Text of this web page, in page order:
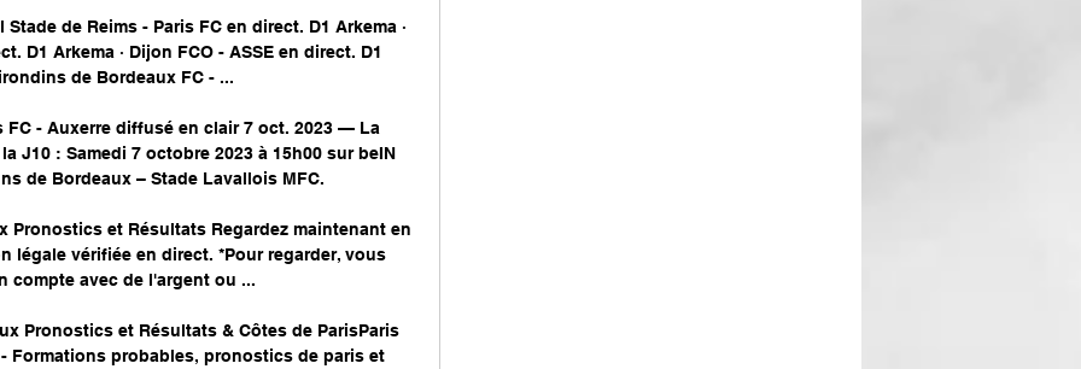
de Reims - Paris FC en direct. D1 Arkema ·
D1 Arkema · Dijon FCO - ASSE en direct. D1
de Bordeaux FC - ...
FC - Auxerre diffusé en clair 7 oct. 2023 — La
J10 : Samedi 7 octobre 2023 à 15h00 sur beIN
de Bordeaux – Stade Lavallois MFC.
Pronostics et Résultats Regardez maintenant en
légale vérifiée en direct. *Pour regarder, vous
compte avec de l'argent ou ...
Pronostics et Résultats & Côtes de ParisParis
Formations probables, pronostics de paris et